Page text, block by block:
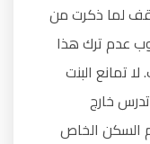
لما ذكرت من
عدم ترك هذا
تمانع البنت
خارج
السكن الخاص